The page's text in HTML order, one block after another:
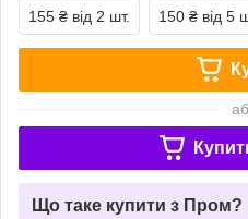
155 ₴ від 2 шт. 150 ₴ від 5
Що таке купити з Пром?